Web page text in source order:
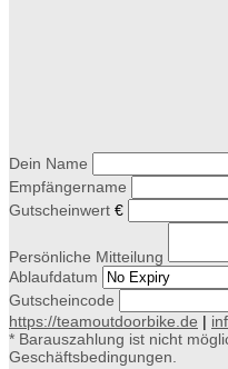
Dein Name
Empfängername
Gutscheinwert €
Persönliche Mitteilung
Ablaufdatum
Gutscheincode
https://teamoutdoorbike.de |
* Barauszahlung ist nicht
Geschäftsbedingungen.